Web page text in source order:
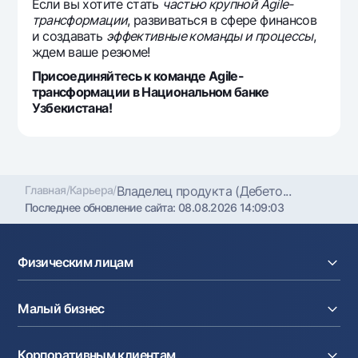
Если вы хотите стать частью крупной Agile-
трансформации, развиваться в сфере финансов
и создавать эффективные команды и процессы,
ждем ваше резюме!
Присоединяйтесь к команде Agile-
трансформации в Национальном банке
Узбекистана!
Главная/Карьера/Владелец продукта (Дебето...
Последнее обновление сайта:08.08.2026 14:09:03
Физическим лицам
Вклады
Карты
Курсы валют
Малый бизнес
Корпоративным клиентам